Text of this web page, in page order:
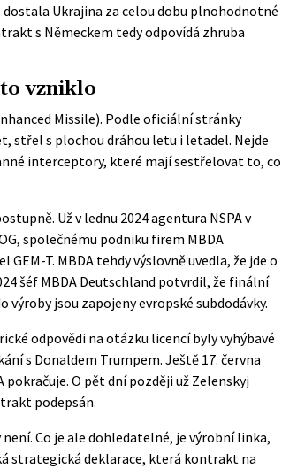
dostala Ukrajina za celou dobu plnohodnotné
s Německem tedy odpovídá zhruba
vzniklo
Missile). Podle oficiální stránky
střel s plochou dráhou letu i letadel. Nejde
interceptory, které mají sestřelovat to, co
Už v lednu 2024 agentura NSPA v
společnému podniku firem MBDA
T. MBDA tehdy výslovně uvedla, že jde o
šéf MBDA Deutschland potvrdil, že finální
výroby jsou zapojeny evropské subdodávky.
odpovědi na otázku licencí byly vyhýbavé
s Donaldem Trumpem. Ještě 17. června
pokračuje. O pět dní později už Zelenskyj
podepsán.
Co je ale dohledatelné, je výrobní linka,
strategická deklarace, která kontrakt na